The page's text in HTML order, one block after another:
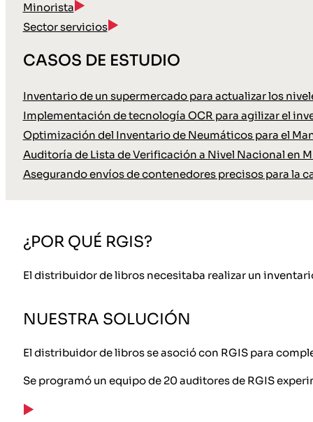
Minorista
Sector servicios
CASOS DE ESTUDIO
Inventario de un supermercado para actualizar los
Implementación de tecnología OCR para agilizar el
Optimización del Inventario de Neumáticos para el
Auditoría de Lista de Verificación a Nivel Nacional en
Asegurando envíos de contenedores precisos para la
¿POR QUÉ RGIS?
El distribuidor de libros necesitaba realizar un
NUESTRA SOLUCIÓN
El distribuidor de libros se asoció con RGIS para
Se programó un equipo de 20 auditores de RGIS